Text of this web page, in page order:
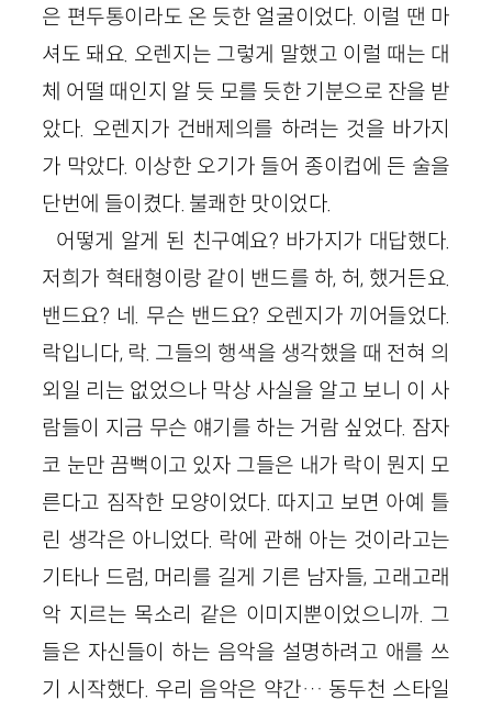
은 편두통이라도 온 듯한 얼굴이었다. 이럴 땐 마
셔도 돼요. 오렌지는 그렇게 말했고 이럴 때는 대
체 어떨 때인지 알 듯 모를 듯한 기분으로 잔을 받
았다. 오렌지가 건배제의를 하려는 것을 바가지
가 막았다. 이상한 오기가 들어 종이컵에 든 술을
단번에 들이켰다. 불쾌한 맛이었다.
어떻게 알게 된 친구예요? 바가지가 대답했다.
저희가 혁태형이랑 같이 밴드를 하, 허, 했거든요.
밴드요? 네. 무슨 밴드요? 오렌지가 끼어들었다.
락입니다, 락. 그들의 행색을 생각했을 때 전혀 의
외일 리는 없었으나 막상 사실을 알고 보니 이 사
람들이 지금 무슨 얘기를 하는 거람 싶었다. 잠자
코 눈만 끔뻑이고 있자 그들은 내가 락이 뭔지 모
른다고 짐작한 모양이었다. 따지고 보면 아예 틀
린 생각은 아니었다. 락에 관해 아는 것이라고는
기타나 드럼, 머리를 길게 기른 남자들, 고래고래
악 지르는 목소리 같은 이미지뿐이었으니까. 그
들은 자신들이 하는 음악을 설명하려고 애를 쓰
기 시작했다. 우리 음악은 약간… 동두천 스타일